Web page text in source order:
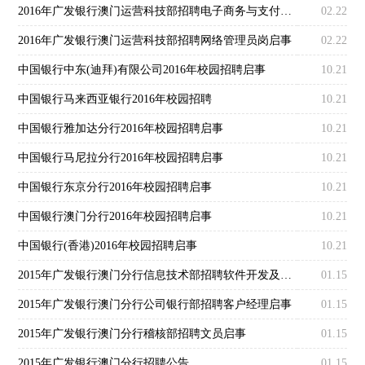
2016年广发银行澳门运营科技部招聘电子商务与支付管理启事 02.22
2016年广发银行澳门运营科技部招聘网络管理员岗启事 02.22
中国银行中东(迪拜)有限公司2016年校园招聘启事 10.21
中国银行马来西亚银行2016年校园招聘 10.21
中国银行雅加达分行2016年校园招聘启事 10.21
中国银行马尼拉分行2016年校园招聘启事 10.21
中国银行东京分行2016年校园招聘启事 10.21
中国银行澳门分行2016年校园招聘启事 10.21
中国银行(香港)2016年校园招聘启事 10.21
2015年广发银行澳门分行信息技术部招聘软件开发及业务支持岗启事 01.15
2015年广发银行澳门分行公司银行部招聘客户经理启事 01.15
2015年广发银行澳门分行稽核部招聘文员启事 01.15